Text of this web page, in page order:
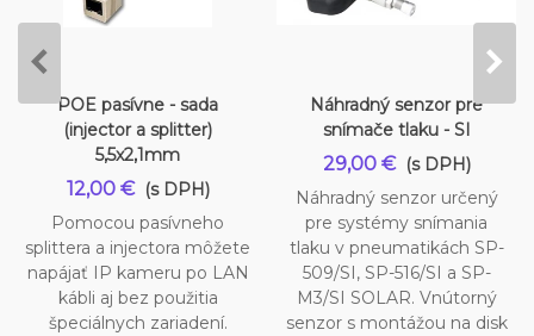
POE pasívne - sada
(injector a splitter)
5,5x2,1mm
12,00 € (s DPH)
Pomocou pasívneho
splittera a injectora môžete
napájať IP kameru po LAN
kábli aj bez použitia
špeciálnych zariadení.
Náhradný senzor pre
snímače tlaku - SI
29,00 € (s DPH)
Náhradný senzor určený
pre systémy snímania
tlaku v pneumatikách SP-
509/SI, SP-516/SI a SP-
M3/SI SOLAR. Vnútorný
senzor s montážou na disk